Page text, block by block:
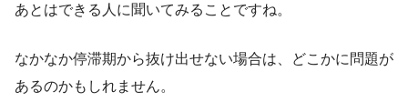
あとはできる人に聞いてみることですね。
なかなか停滞期から抜け出せない場合は、どこかに問題が
あるのかもしれません。